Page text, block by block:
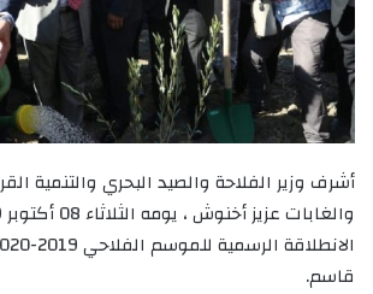
أشرف وزير الفلاحة والصيد البحري والتنمية
قاسم.